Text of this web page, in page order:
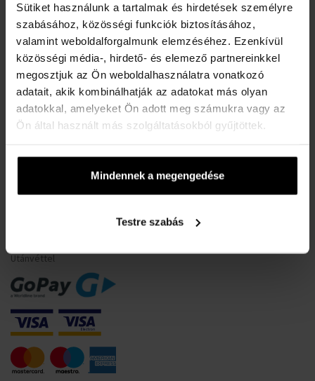
Sütiket használunk a tartalmak és hirdetések személyre
szabásához, közösségi funkciók biztosításához,
valamint weboldalforgalmunk elemzéséhez. Ezenkívül
közösségi média-, hirdető- és elemező partnereinkkel
megosztjuk az Ön weboldalhasználatra vonatkozó
adatait, akik kombinálhatják az adatokat más olyan
adatokkal, amelyeket Ön adott meg számukra vagy az
Ön által használt más szolgáltatásokból gyűjtöttek.
Mindennek a megengedése
Testre szabás
Mikor kapom meg a megrendelt árut?
Miért a Koku.hu?
Teszter parfüm jelentése
A karórák vízállósága
Gyakori kérdések
Csak eredeti termékek
FIZETÉSI INFORMÁCIÓK
Utánvéttel